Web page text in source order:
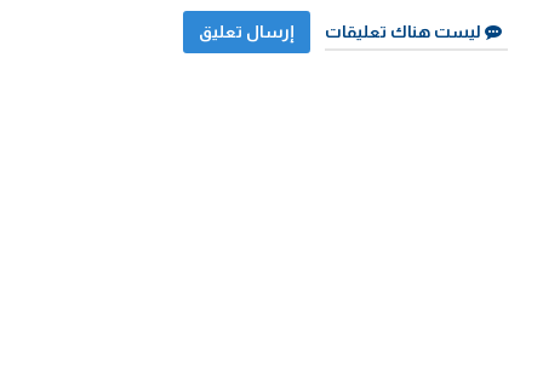
ليست هناك تعليقات إرسال تعليق